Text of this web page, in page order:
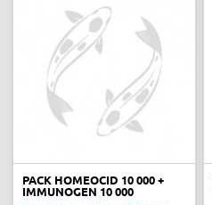
PACK HOMEOCID 10 000 +
IMMUNOGEN 10 000